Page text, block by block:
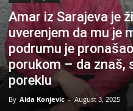
Amar iz Sarajeva je
uverenjem da mu je
podrumu je
porukom – da znaš,
poreklu
By Aida Konjevic - August 3, 2025